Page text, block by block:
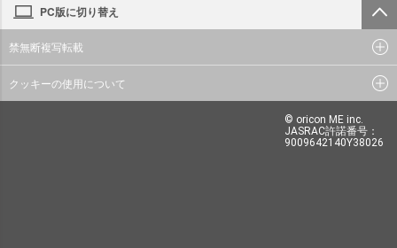
PC版に切り替え
禁無断複写転載
クッキーの使用について
© oricon ME inc.
JASRAC許諾番号：
9009642140Y38026